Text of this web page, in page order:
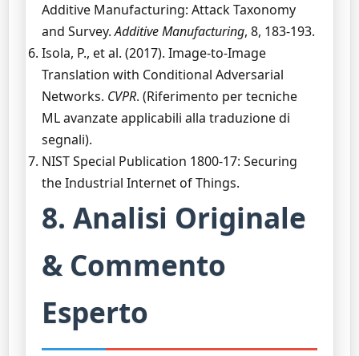
Additive Manufacturing: Attack Taxonomy
and Survey.Additive Manufacturing, 8, 183-193.
Isola, P., et al. (2017). Image-to-Image
Translation with Conditional Adversarial
Networks. CVPR. (Riferimento per tecniche
ML avanzate applicabili alla traduzione di
segnali).
NIST Special Publication 1800-17: Securing
the Industrial Internet of Things.
8. Analisi Originale
& Commento
Esperto